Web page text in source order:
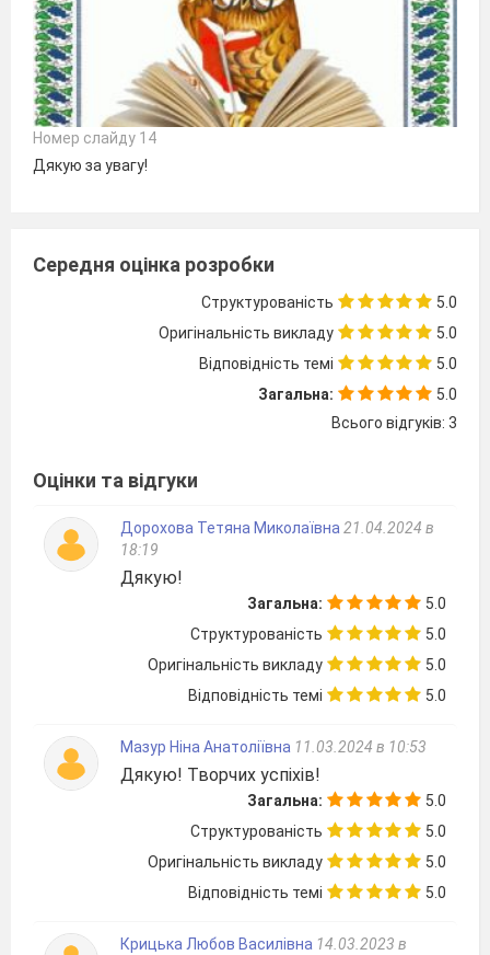
Номер слайду 14
Дякую за увагу!
Середня оцінка розробки
Структурованість
5.0
Оригінальність викладу
5.0
Відповідність темі
5.0
Загальна:
5.0
Всього відгуків: 3
Оцінки та відгуки
Дорохова Тетяна Миколаївна 21.04.2024 в
18:19
Дякую!
Загальна:
5.0
Структурованість
5.0
Оригінальність викладу
5.0
Відповідність темі
5.0
Мазур Ніна Анатоліївна 11.03.2024 в 10:53
Дякую! Творчих успіхів!
Загальна:
5.0
Структурованість
5.0
Оригінальність викладу
5.0
Відповідність темі
5.0
Крицька Любов Василівна 14.03.2023 в